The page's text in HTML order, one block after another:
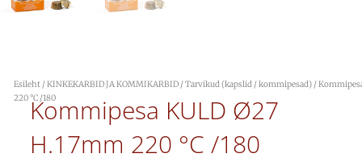
Esileht /KINKEKARBID JA KOMMIKARBID /Tarvikud (kapslid / kommipesad) /
220 °C /180
Kommipesa KULD Ø27
H.17mm 220 °C /180